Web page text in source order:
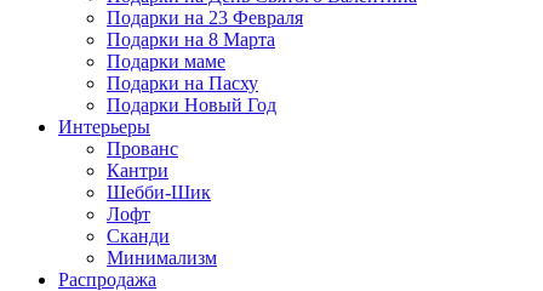
Подарки на 23 Февраля
Подарки на 8 Марта
Подарки маме
Подарки на Пасху
Подарки Новый Год
Интерьеры
Прованс
Кантри
Шебби-Шик
Лофт
Сканди
Минимализм
Распродажа